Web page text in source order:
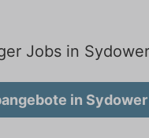
Jobs in
in